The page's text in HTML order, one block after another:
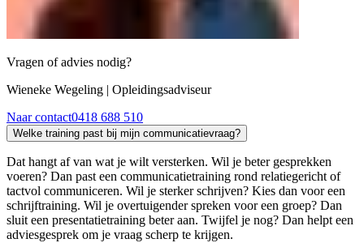
Vragen of advies nodig?
Wieneke Wegeling | Opleidingsadviseur
Naar contact0418 688 510
Welke training past bij mijn communicatievraag?
Dat hangt af van wat je wilt versterken. Wil je beter gesprekken
voeren? Dan past een communicatietraining rond relatiegericht of
tactvol communiceren. Wil je sterker schrijven? Kies dan voor een
schrijftraining. Wil je overtuigender spreken voor een groep? Dan
sluit een presentatietraining beter aan. Twijfel je nog? Dan helpt een
adviesgesprek om je vraag scherp te krijgen.